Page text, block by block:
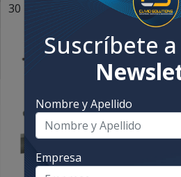
30 mayo, 2023
Suscríbete
Nombre y Apellido
Empresa